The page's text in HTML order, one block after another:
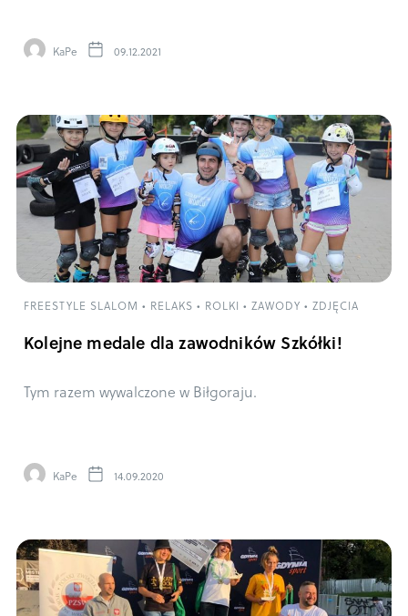
KaPe 09.12.2021
FREESTYLE SLALOM • RELAKS • ROLKI • ZAWODY • ZDJĘCIA
Kolejne medale dla zawodników Szkółki!
Tym razem wywalczone w Biłgoraju.
KaPe 14.09.2020